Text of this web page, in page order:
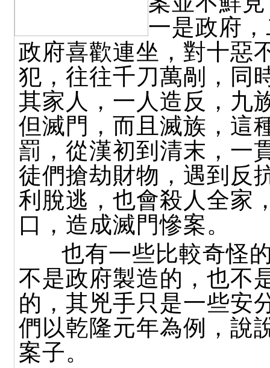
一是政府
政府喜歡連坐，對十惡
犯，往往千刀萬剮，同
其家人，一人造反，九
但滅門，而且滅族，這
罰，從漢初到清末，一
徒們搶劫財物，遇到反
利脫逃，也會殺人全家
口，造成滅門慘案。
也有一些比較奇怪
不是政府製造的，也不
的，其兇手只是一些安
們以乾隆元年為例，說
案子。